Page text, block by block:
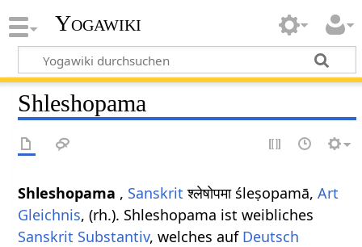
Yogawiki
Shleshopama
Shleshopama , Sanskrit श्लेषोपमा śleṣopamā,Art
Gleichnis, (rh.). Shleshopama ist weibliches
Sanskrit Substantiv, welches auf Deutsch